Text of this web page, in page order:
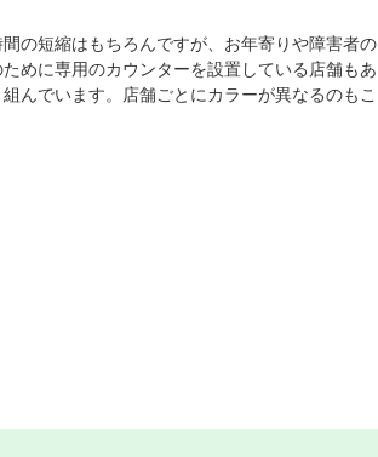
の短縮はもちろんですが、お年寄りや障害者の
めに専用のカウンターを設置している店舗もあ
んでいます。店舗ごとにカラーが異なるのもこ